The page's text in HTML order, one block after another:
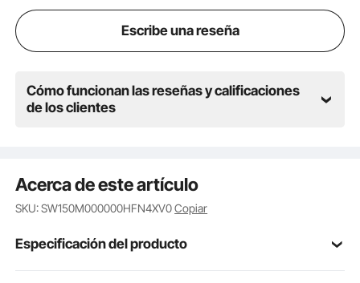
Escribe una reseña
Cómo funcionan las reseñas y calificaciones
de los clientes
Acerca de este artículo
SKU: SW150M000000HFN4XV0Copiar
Especificación del producto